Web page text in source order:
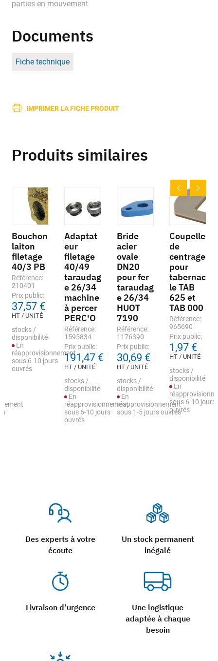
parties en mouvement
Documents
Fiche technique
IMPRIMER LA FICHE PRODUIT
Des experts à votre
écoute
Un stock permanent
inégalé
Livraison d’urgence
Une logistique
adaptée à chaque
besoin
Produits similaires
Bouchon
laiton
filetage
40/3 PB
Référence:
210401
Prix public:
37,57 €
HT / UNITÉ
stocks /
disponibilité
En
réapprovisionnement
sous 6-10 jours
ouvrés
Adaptat
eur
filetage
40/49
taraudag
e 26/34
machine
à percer
PERC'O
Référence:
1595834
Prix public:
191,47 €
HT / UNITÉ
stocks /
disponibilité
En
réapprovisionnement
sous 6-10 jours
ouvrés
Bride
acier
ovale
DN20
pour fer
taraudag
e 26/34
HUOT
7190
Référence:
1176390
Prix public:
30,69 €
HT / UNITÉ
stocks /
disponibilité
En
réapprovisionnement
sous 1-5 jours ouvrés
Coupelle
de
centrage
pour
tabernac
le TAB
625 et
TAB 000
Référence:
965690
Prix public:
1,97 €
HT / UNITÉ
stocks /
disponibilité
En
sous 6-10 jours
ouvrés